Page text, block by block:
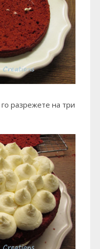
разрежете на три